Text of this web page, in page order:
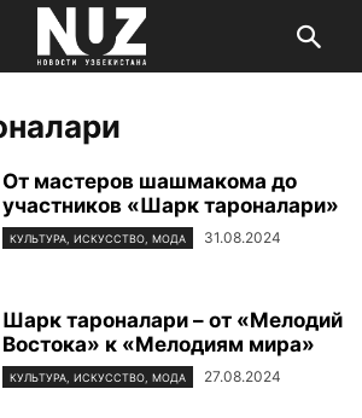
От мастеров шашмакома до
участников «Шарк тароналари»
КУЛЬТУРА, ИСКУССТВО, МОДА 31.08.2024
Шарк тароналари – от «Мелодий
Востока» к «Мелодиям мира»
КУЛЬТУРА, ИСКУССТВО, МОДА 27.08.2024